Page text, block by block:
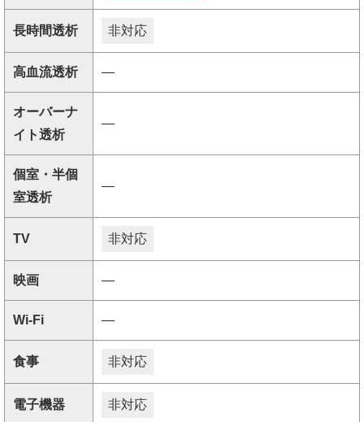
長時間透析 非対応
高血流透析 ―
オーバーナ
イト透析
―
個室・半個
室透析
―
TV 非対応
映画 ―
Wi-Fi ―
食事 非対応
電子機器 非対応